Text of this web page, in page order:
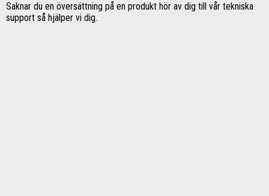
Saknar du en översättning på en produkt hör av dig till vår tekniska
support så hjälper vi dig.